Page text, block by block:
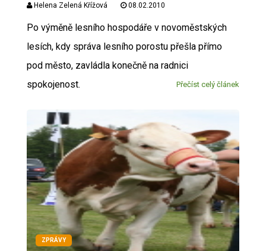
Helena Zelená Křížová 08.02.2010
Po výměně lesního hospodáře v novoměstských
lesích, kdy správa lesního porostu přešla přímo
pod město, zavládla konečně na radnici
spokojenost.
Přečíst celý článek
ZPRÁVY